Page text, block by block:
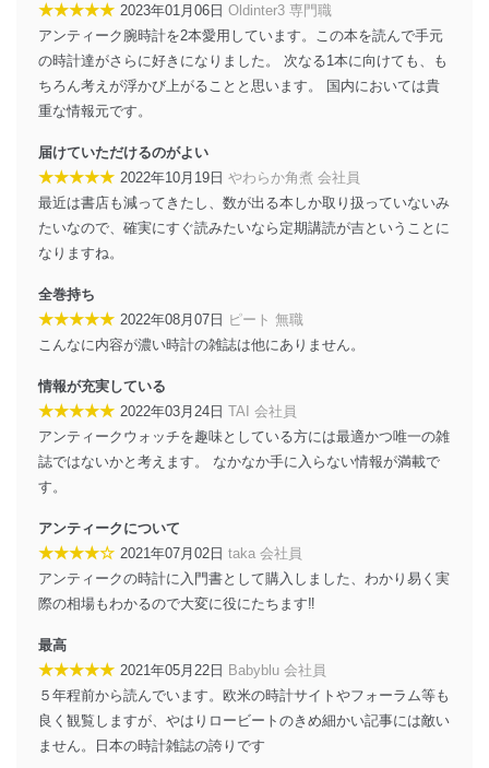
アクセス者の識別と認証
機器に標準装備されているユーザー制御機能（ユ
ーザーアカウント制御）により、個人情報データ
ベース等を取り扱う情報システムを使用する従業
者を識別・認証しています。
個人データを取り扱う機器等のオペレーティング
システムを最新の状態に保持しています。
個人データを取り扱う機器等にセキュリティ対策
ソフトウェア等を導入し、自動更新 機能等の活用
により、これを最新状態としています。
送信する場合に、当該ファイルへのパスワードを
設定しています。
個人情報保護マネジメントシステムの継続的改善
当社は、内部監査及びマネジメントレビューの機会を通
じて、個人情報保護マネジメントシステムを継続的に改
善し、常に最良の状態を維持します。
貴殿の個人情報及び当社の個人情報保護マネジメントシ
ステムに関するご相談及び苦情については以下までご連
絡ください。
適切、かつ迅速に対応させていただきます。
係
TEL：0570-200-223
FAX：03-5459-7073
e-mail：cs@fujisan.co.jp
改訂：2025年2月20日
★★★★★ 2023年01月06日 Oldinter3 専門職
アンティーク腕時計を2本愛用しています。この本を読んで手元
の時計達がさらに好きになりました。 次なる1本に向けても、も
ちろん考えが浮かび上がることと思います。 国内においては貴
重な情報元です。
届けていただけるのがよい
★★★★★ 2022年10月19日 やわらか角煮 会社員
最近は書店も減ってきたし、数が出る本しか取り扱っていないみ
たいなので、確実にすぐ読みたいなら定期講読が吉ということに
なりますね。
全巻持ち
★★★★★ 2022年08月07日 ピート 無職
こんなに内容が濃い時計の雑誌は他にありません。
情報が充実している
★★★★★ 2022年03月24日 TAI 会社員
アンティークウォッチを趣味としている方には最適かつ唯一の雑
誌ではないかと考えます。 なかなか手に入らない情報が満載で
す。
アンティークについて
★★★★☆ 2021年07月02日 taka 会社員
アンティークの時計に入門書として購入しました、わかり易く実
際の相場もわかるので大変に役にたちます‼️
最高
★★★★★ 2021年05月22日 Babyblu 会社員
５年程前から読んでいます。欧米の時計サイトやフォーラム等も
良く観覧しますが、やはりロービートのきめ細かい記事には敵い
ません。日本の時計雑誌の誇りです